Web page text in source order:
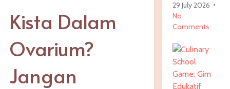
Kista Dalam
Ovarium?
Jangan
29 July 2026
No
Comments